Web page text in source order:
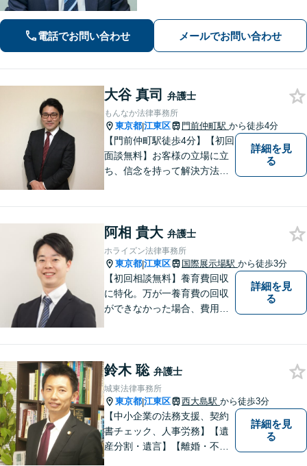
の解決を共に目指します。【事前予約
で休日・夜間相談可】
電話でお問い合わせ メールでお問い合わせ
大谷 真司 弁護士
もんなか法律事務所
東京都|江東区 門前仲町駅 から徒歩4分
【門前仲町駅徒歩4分】【初回
面談無料】お客様の立場に立
ち、信念を持って解決方法を
対応します。法律トラブルで
お悩みの方は、お気軽にご相
談ください。
詳細を見
る
阿相 貴大 弁護士
ホライズン法律事務所
東京都|江東区 国際展示場駅 から徒歩3分
【初回相談無料】養育費回収
に特化。万が一養育費の回収
ができなかった場合、費用は
談ください【国際展示場駅3
分】【LINE・電話・メール相
談OK】
詳細を見
る
鈴木 聡 弁護士
城東法律事務所
東京都|江東区 西大島駅 から徒歩3分
【中小企業の法務支援、契約
書チェック、人事労務】【遺
産分割・遺言】【離婚・不倫
詳細を見
る